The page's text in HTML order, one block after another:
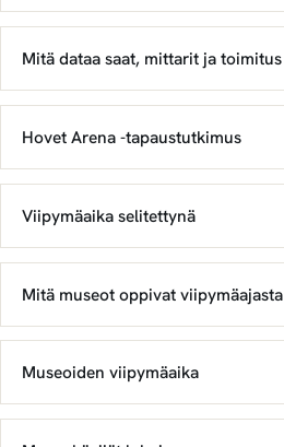
Mitä dataa saat, mittarit ja toimitus
Hovet Arena -tapaustutkimus
Viipymäaika selitettynä
Mitä museot oppivat viipymäajasta
Museoiden viipymäaika